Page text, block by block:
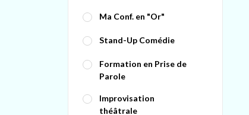
Ma Conf. en "Or"
Stand-Up Comédie
Formation en Prise de
Parole
Improvisation
théâtrale